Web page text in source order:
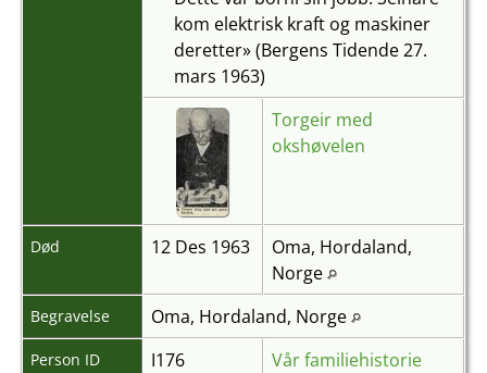
kom elektrisk kraft og maskiner
deretter» (Bergens Tidende 27.
mars 1963)
Torgeir med
okshøvelen
Død 12 Des 1963
Oma, Hordaland,
Norge
Begravelse Oma, Hordaland, Norge
Person ID I176 Vår familiehistorie